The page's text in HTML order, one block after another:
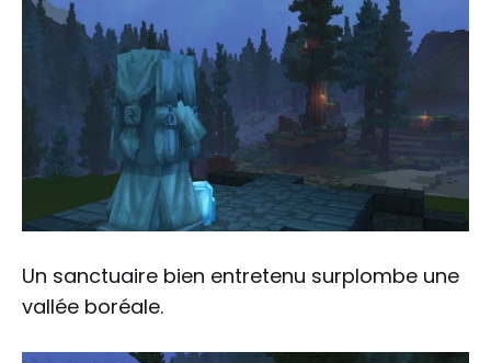
Un sanctuaire bien entretenu surplombe une
vallée boréale.